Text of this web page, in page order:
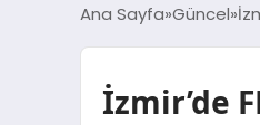
Ana Sayfa Güncel
İzmir’de